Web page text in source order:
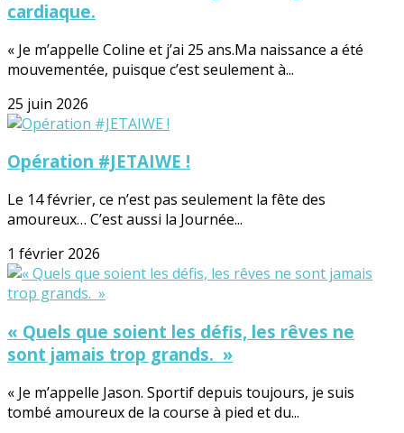
cardiaque.
« Je m’appelle Coline et j’ai 25 ans.Ma naissance a été
mouvementée, puisque c’est seulement à...
25 juin 2026
Opération #JETAIWE !
Le 14 février, ce n’est pas seulement la fête des
amoureux… C’est aussi la Journée...
1 février 2026
« Quels que soient les défis, les rêves ne
sont jamais trop grands. »
« Je m’appelle Jason. Sportif depuis toujours, je suis
tombé amoureux de la course à pied et du...